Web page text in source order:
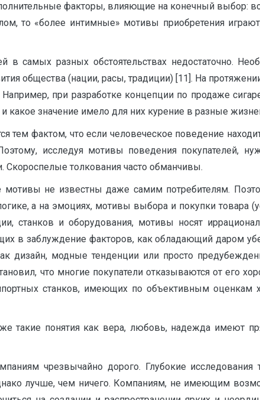
факторы, влияющие на конечный выбор:
то «более интимные» мотивы приобретения
самых разных обстоятельствах недостаточно.
общества (нации, расы, традиции) [11]. На
при разработке концепции по продаже
значение имело для них курение в разные
тем фактом, что если человеческое поведение
исследуя мотивы поведения покупателей,
Скороспелые толкования часто обманчивы.
не известны даже самим потребителям.
а на эмоциях, мотивы выбора и покупки товара
станков и оборудования, мотивы носят
в заблуждение факторов, как обладающий даром
дизайн, модные тенденции или просто
что многие покупатели отказываются от его
станков, имеющих по объективным оценкам
такие понятия как вера, любовь, надежда имеют
чрезвычайно дорого. Глубокие
лучше, чем ничего. Компаниям, не имеющим